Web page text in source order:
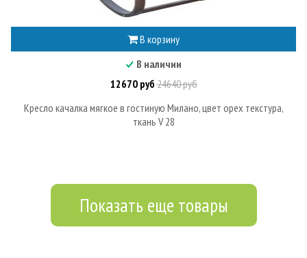
В корзину
В наличии
12670 руб24640 руб
Кресло качалка мягкое в гостиную Милано, цвет орех текстура,
ткань V 28
Показать еще товары